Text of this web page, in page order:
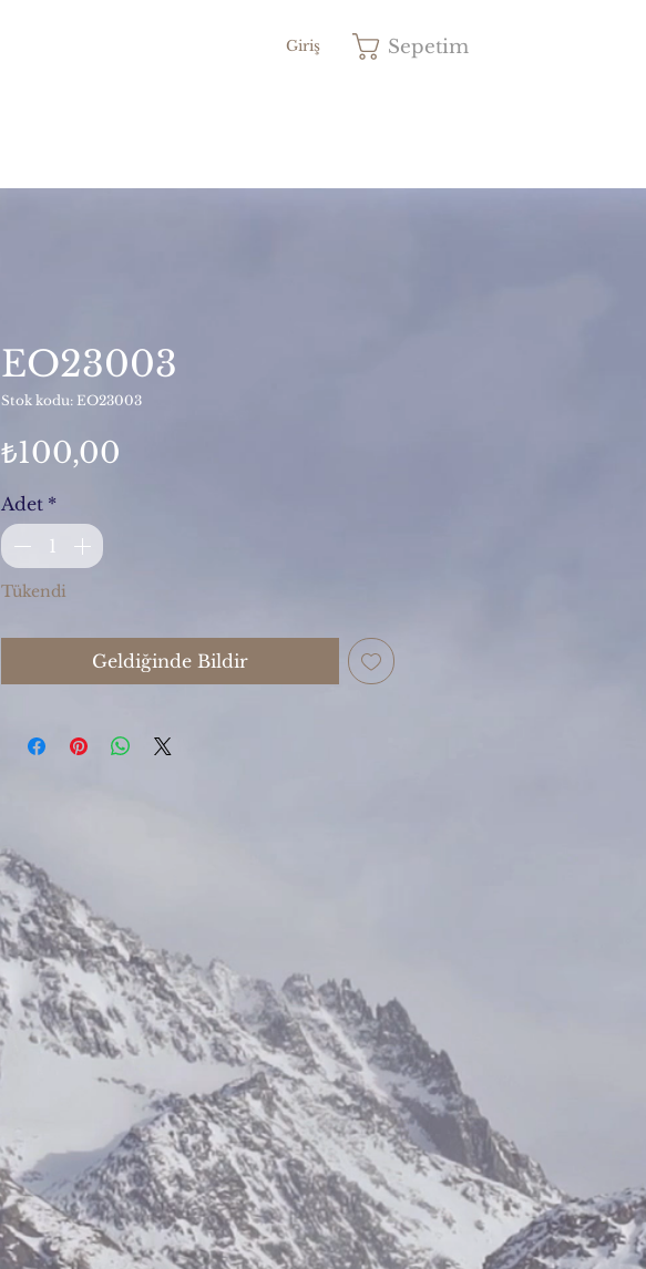
Giriş Sepetim
EO23003
Stok kodu: EO23003
₺100,00
Adet *
Tükendi
Geldiğinde Bildir